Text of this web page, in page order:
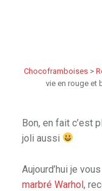
Chocoframboises>
vie en rouge et
Bon, en fait c’est
joli aussi
Aujourd’hui je
marbré Warhol,